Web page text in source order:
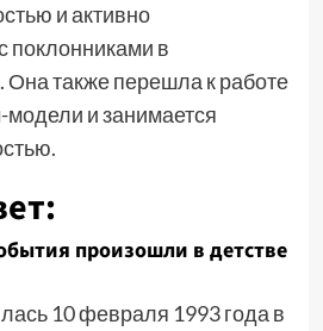
и активно
поклонниками в
Она также перешла к работе
модели и занимается
произошли в детстве
10 февраля 1993 года в